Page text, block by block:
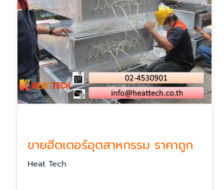
ขายฮีตเตอร์อุตสาหกรรม ราคาถูก
Heat Tech